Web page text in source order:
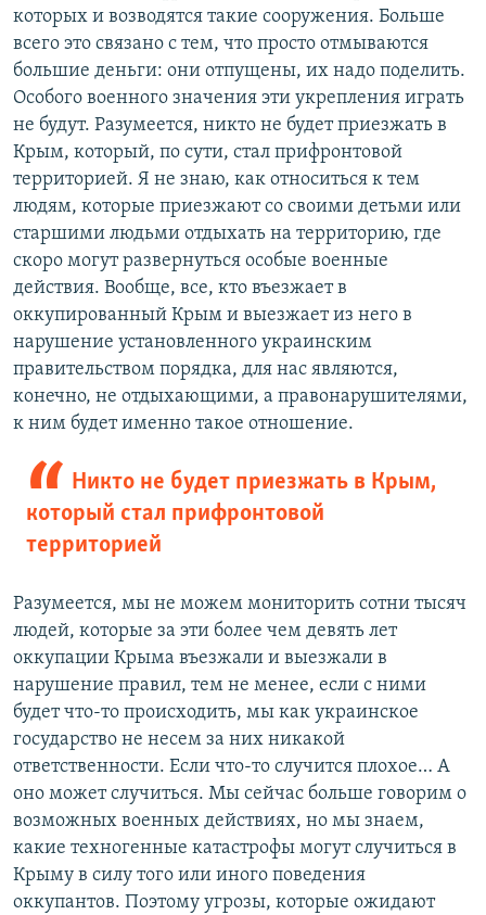
которых и возводятся такие сооружения. Больше
всего это связано с тем, что просто отмываются
большие деньги: они отпущены, их надо поделить.
Особого военного значения эти укрепления играть
не будут. Разумеется, никто не будет приезжать в
Крым, который, по сути, стал прифронтовой
территорией. Я не знаю, как относиться к тем
людям, которые приезжают со своими детьми или
старшими людьми отдыхать на территорию, где
скоро могут развернуться особые военные
действия. Вообще, все, кто въезжает в
оккупированный Крым и выезжает из него в
нарушение установленного украинским
правительством порядка, для нас являются,
конечно, не отдыхающими, а правонарушителями,
к ним будет именно такое отношение.
Никто не будет приезжать в Крым,
который стал прифронтовой
территорией
Разумеется, мы не можем мониторить сотни тысяч
людей, которые за эти более чем девять лет
оккупации Крыма въезжали и выезжали в
нарушение правил, тем не менее, если с ними
будет что-то происходить, мы как украинское
государство не несем за них никакой
ответственности. Если что-то случится плохое… А
оно может случиться. Мы сейчас больше говорим о
возможных военных действиях, но мы знаем,
какие техногенные катастрофы могут случиться в
Крыму в силу того или иного поведения
оккупантов. Поэтому угрозы, которые ожидают